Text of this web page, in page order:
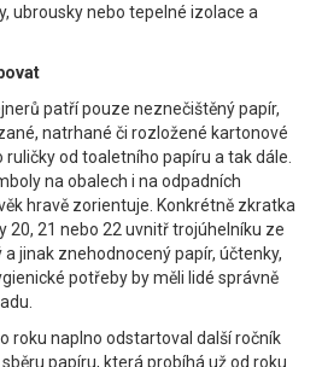
ubrousky nebo tepelné izolace a
patří pouze neznečištěný papír,
natrhané či rozložené kartonové
ruličky od toaletního papíru a tak dále.
na obalech i na odpadních
hravě zorientuje. Konkrétně zkratka
20, 21 nebo 22 uvnitř trojúhelníku ze
jinak znehodnocený papír, účtenky,
potřeby by měli lidé správně
roku naplno odstartoval další ročník
papíru, která probíhá už od roku